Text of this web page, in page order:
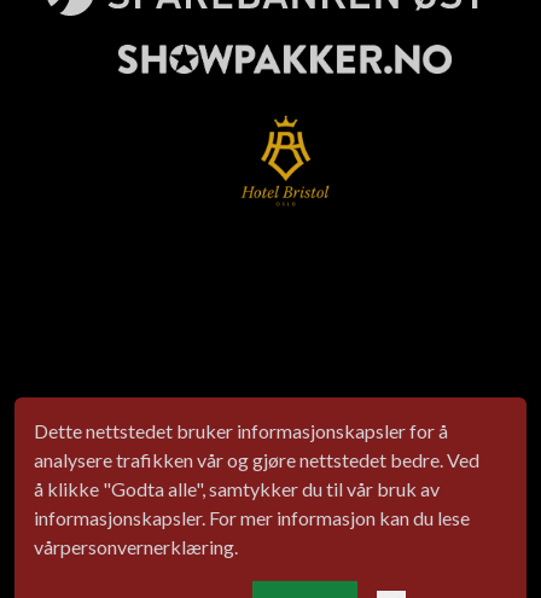
Dette nettstedet bruker informasjonskapsler for å
analysere trafikken vår og gjøre nettstedet bedre. Ved
å klikke "Godta alle", samtykker du til vår bruk av
informasjonskapsler. For mer informasjon kan du lese
vårpersonvernerklæring.